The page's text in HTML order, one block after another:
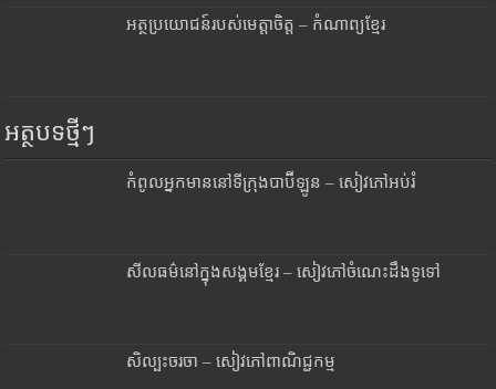
អត្ថប្រយោជន៍របស់មេត្តាចិត្ត – កំណាព្យខ្មែរ
អត្ថបទថ្មីៗ
កំពូលអ្នកមាននៅទីក្រុងបាប៊ីឡូន – សៀវភៅអប់រំ
សីលធម៌នៅក្នុងសង្គមខ្មែរ – សៀវភៅចំណេះដឹងទូទៅ
សិល្បះចរចា – សៀវភៅពាណិជ្ជកម្ម